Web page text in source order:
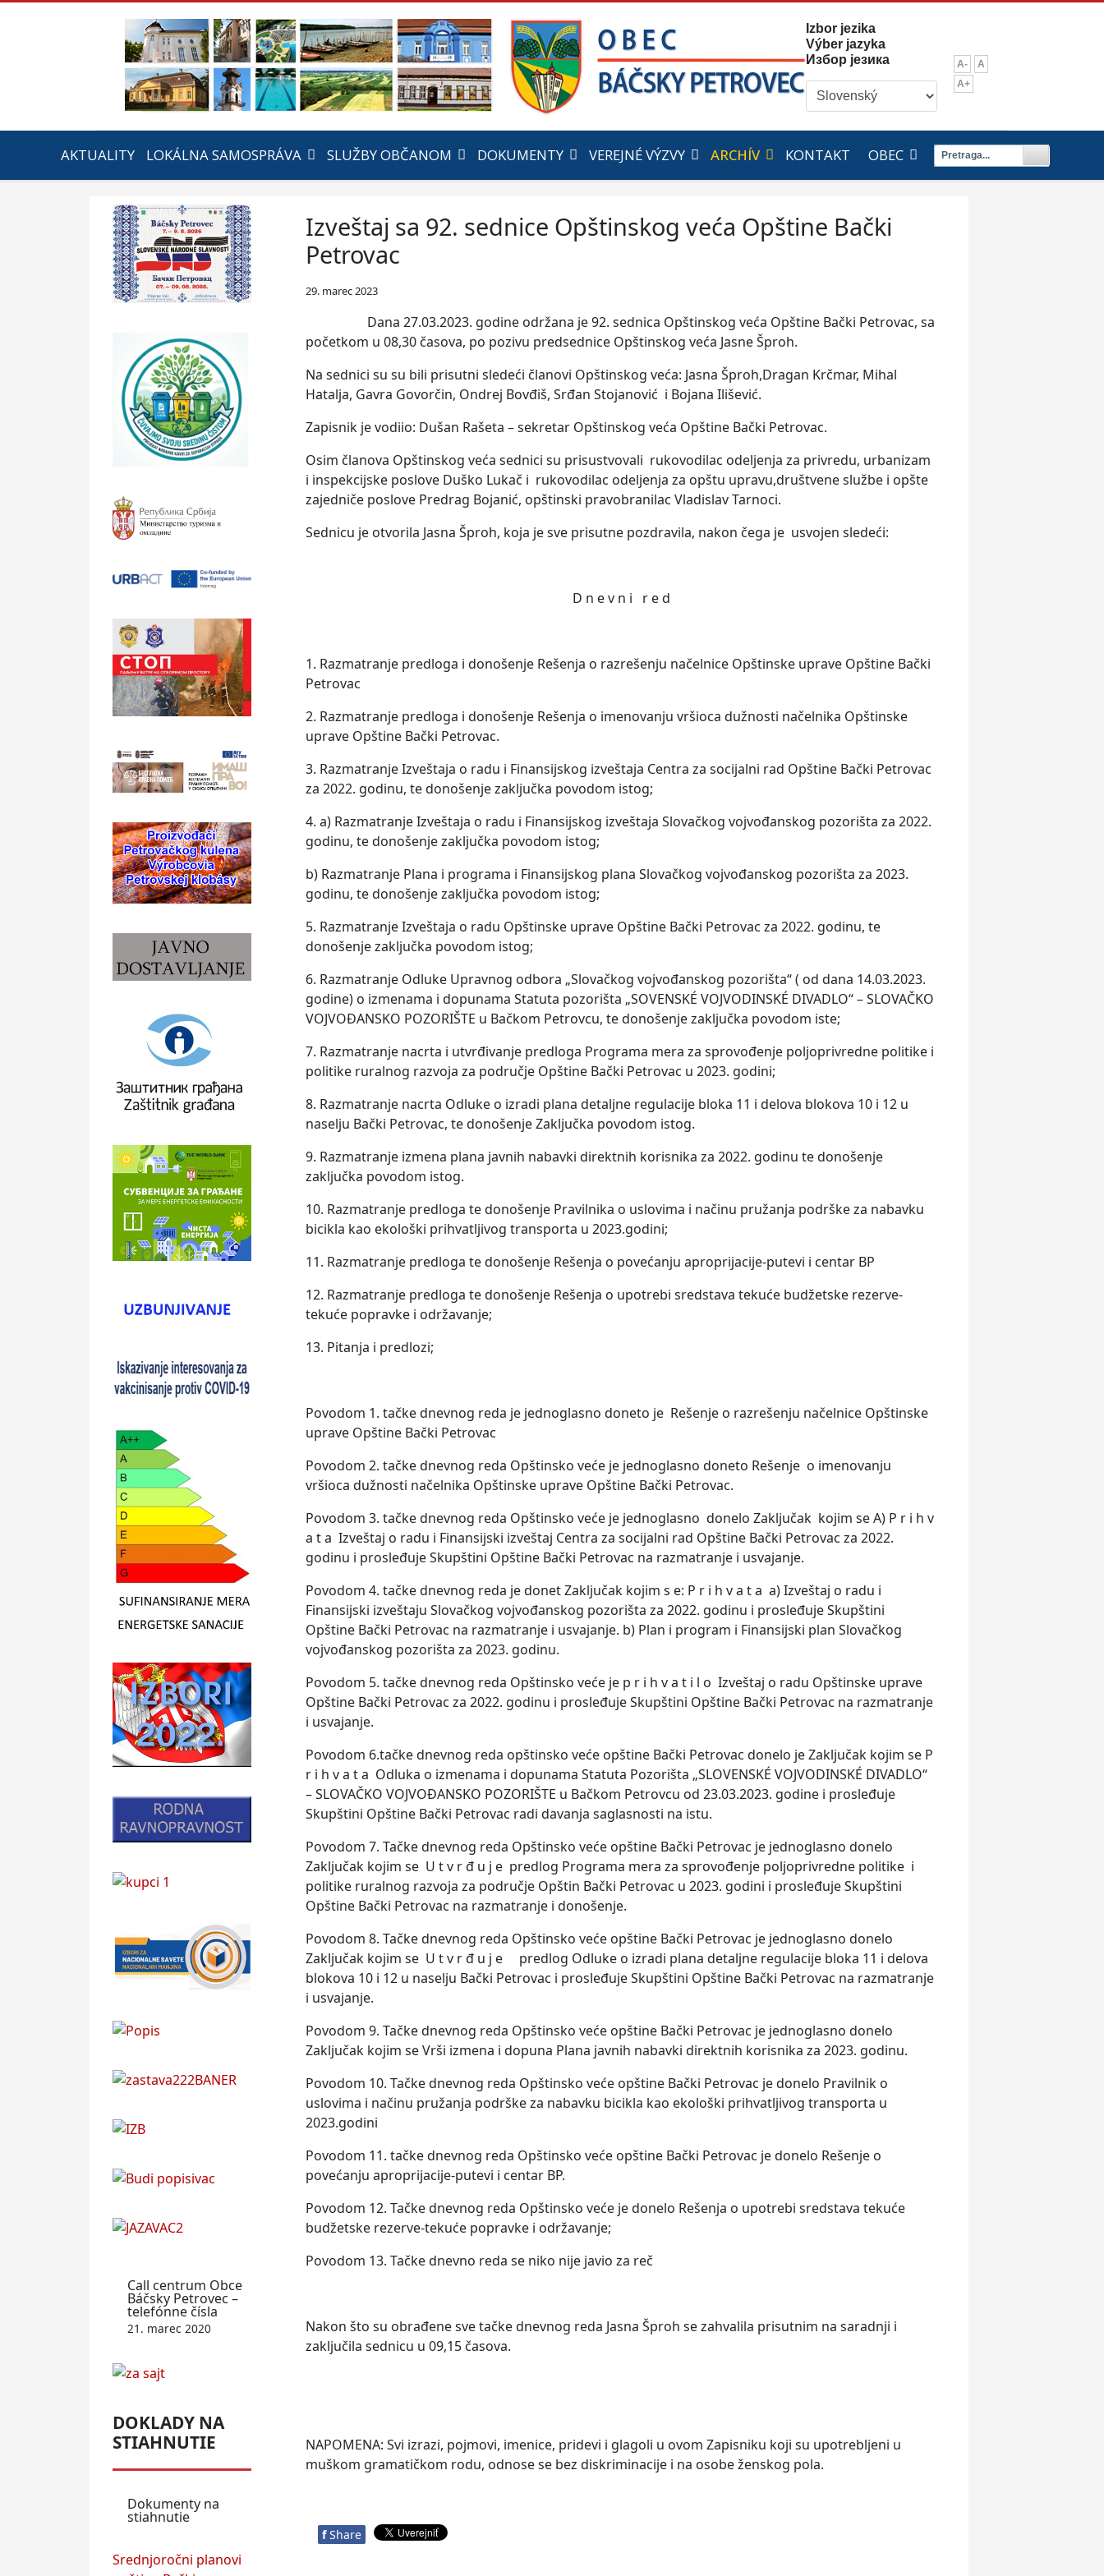
Izbor jezika
Výber jazyka
Избор језика
A-
A
A+
AKTUALITY LOKÁLNA SAMOSPRÁVA SLUŽBY OBČANOM DOKUMENTY VEREJNÉ VÝZVY ARCHÍV KONTAKT OBEC
Call centrum Obce
Báčsky Petrovec –
telefónne čísla
21. marec 2020
DOKLADY NA
STIAHNUTIE
Dokumenty na
stiahnutie
Srednjoročni planovi
Izveštaj sa 92. sednice Opštinskog veća Opštine Bački
Petrovac
29. marec 2023
Dana 27.03.2023. godine održana je 92. sednica Opštinskog veća Opštine Bački Petrovac, sa
početkom u 08,30 časova, po pozivu predsednice Opštinskog veća Jasne Šproh.
Na sednici su su bili prisutni sledeći članovi Opštinskog veća: Jasna Šproh,Dragan Krčmar, Mihal
Hatalјa, Gavra Govorčin, Ondrej Bovđiš, Srđan Stojanović i Bojana Ilišević.
Zapisnik je vodiio: Dušan Rašeta – sekretar Opštinskog veća Opštine Bački Petrovac.
Osim članova Opštinskog veća sednici su prisustvovali rukovodilac odelјenja za privredu, urbanizam
i inspekcijske poslove Duško Lukač i rukovodilac odelјenja za opštu upravu,društvene službe i opšte
zajedniče poslove Predrag Bojanić, opštinski pravobranilac Vladislav Tarnoci.
Sednicu je otvorila Jasna Šproh, koja je sve prisutne pozdravila, nakon čega je usvojen sledeći:
D n e v n i r e d
1. Razmatranje predloga i donošenje Rešenja o razrešenju načelnice Opštinske uprave Opštine Bački
Petrovac
2. Razmatranje predloga i donošenje Rešenja o imenovanju vršioca dužnosti načelnika Opštinske
uprave Opštine Bački Petrovac.
3. Razmatranje Izveštaja o radu i Finansijskog izveštaja Centra za socijalni rad Opštine Bački Petrovac
za 2022. godinu, te donošenje zaklјučka povodom istog;
4. a) Razmatranje Izveštaja o radu i Finansijskog izveštaja Slovačkog vojvođanskog pozorišta za 2022.
godinu, te donošenje zaklјučka povodom istog;
b) Razmatranje Plana i programa i Finansijskog plana Slovačkog vojvođanskog pozorišta za 2023.
godinu, te donošenje zaklјučka povodom istog;
5. Razmatranje Izveštaja o radu Opštinske uprave Opštine Bački Petrovac za 2022. godinu, te
donošenje zaklјučka povodom istog;
6. Razmatranje Odluke Upravnog odbora „Slovačkog vojvođanskog pozorišta“ ( od dana 14.03.2023.
godine) o izmenama i dopunama Statuta pozorišta „SOVENSKÉ VOJVODINSKÉ DIVADLO“ – SLOVAČKO
VOJVOĐANSKO POZORIŠTE u Bačkom Petrovcu, te donošenje zaklјučka povodom iste;
7. Razmatranje nacrta i utvrđivanje predloga Programa mera za sprovođenje polјoprivredne politike i
politike ruralnog razvoja za područje Opštine Bački Petrovac u 2023. godini;
8. Razmatranje nacrta Odluke o izradi plana detalјne regulacije bloka 11 i delova blokova 10 i 12 u
naselјu Bački Petrovac, te donošenje Zaklјučka povodom istog.
9. Razmatranje izmena plana javnih nabavki direktnih korisnika za 2022. godinu te donošenje
zaklјučka povodom istog.
10. Razmatranje predloga te donošenje Pravilnika o uslovima i načinu pružanja podrške za nabavku
bicikla kao ekološki prihvatlјivog transporta u 2023.godini;
11. Razmatranje predloga te donošenje Rešenja o povećanju aproprijacije-putevi i centar BP
12. Razmatranje predloga te donošenje Rešenja o upotrebi sredstava tekuće budžetske rezerve-
tekuće popravke i održavanje;
13. Pitanja i predlozi;
Povodom 1. tačke dnevnog reda je jednoglasno doneto je Rešenje o razrešenju načelnice Opštinske
uprave Opštine Bački Petrovac
Povodom 2. tačke dnevnog reda Opštinsko veće je jednoglasno doneto Rešenje o imenovanju
vršioca dužnosti načelnika Opštinske uprave Opštine Bački Petrovac.
Povodom 3. tačke dnevnog reda Opštinsko veće je jednoglasno donelo Zaklјučak kojim se A) P r i h v
a t a Izveštaj o radu i Finansijski izveštaj Centra za socijalni rad Opštine Bački Petrovac za 2022.
godinu i prosleđuje Skupštini Opštine Bački Petrovac na razmatranje i usvajanje.
Povodom 4. tačke dnevnog reda je donet Zaklјučak kojim s e: P r i h v a t a a) Izveštaj o radu i
Finansijski izveštaju Slovačkog vojvođanskog pozorišta za 2022. godinu i prosleđuje Skupštini
Opštine Bački Petrovac na razmatranje i usvajanje. b) Plan i program i Finansijski plan Slovačkog
vojvođanskog pozorišta za 2023. godinu.
Povodom 5. tačke dnevnog reda Opštinsko veće je p r i h v a t i l o Izveštaj o radu Opštinske uprave
Opštine Bački Petrovac za 2022. godinu i prosleđuje Skupštini Opštine Bački Petrovac na razmatranje
i usvajanje.
Povodom 6.tačke dnevnog reda opštinsko veće opštine Bački Petrovac donelo je Zaklјučak kojim se P
r i h v a t a Odluka o izmenama i dopunama Statuta Pozorišta „SLOVENSKÉ VOJVODINSKÉ DIVADLO“
– SLOVAČKO VOJVOĐANSKO POZORIŠTE u Bačkom Petrovcu od 23.03.2023. godine i prosleđuje
Skupštini Opštine Bački Petrovac radi davanja saglasnosti na istu.
Povodom 7. Tačke dnevnog reda Opštinsko veće opštine Bački Petrovac je jednoglasno donelo
Zaklјučak kojim se U t v r đ u j e predlog Programa mera za sprovođenje polјoprivredne politike i
politike ruralnog razvoja za područje Opštin Bački Petrovac u 2023. godini i prosleđuje Skupštini
Opštine Bački Petrovac na razmatranje i donošenje.
Povodom 8. Tačke dnevnog reda Opštinsko veće opštine Bački Petrovac je jednoglasno donelo
Zaklјučak kojim se U t v r đ u j e predlog Odluke o izradi plana detalјne regulacije bloka 11 i delova
blokova 10 i 12 u naselјu Bački Petrovac i prosleđuje Skupštini Opštine Bački Petrovac na razmatranje
i usvajanje.
Povodom 9. Tačke dnevnog reda Opštinsko veće opštine Bački Petrovac je jednoglasno donelo
Zaklјučak kojim se Vrši izmena i dopuna Plana javnih nabavki direktnih korisnika za 2023. godinu.
Povodom 10. Tačke dnevnog reda Opštinsko veće opštine Bački Petrovac je donelo Pravilnik o
uslovima i načinu pružanja podrške za nabavku bicikla kao ekološki prihvatlјivog transporta u
2023.godini
Povodom 11. tačke dnevnog reda Opštinsko veće opštine Bački Petrovac je donelo Rešenje o
povećanju aproprijacije-putevi i centar BP.
Povodom 12. Tačke dnevnog reda Opštinsko veće je donelo Rešenja o upotrebi sredstava tekuće
budžetske rezerve-tekuće popravke i održavanje;
Povodom 13. Tačke dnevno reda se niko nije javio za reč
Nakon što su obrađene sve tačke dnevnog reda Jasna Šproh se zahvalila prisutnim na saradnji i
zaklјučila sednicu u 09,15 časova.
NAPOMENA: Svi izrazi, pojmovi, imenice, pridevi i glagoli u ovom Zapisniku koji su upotreblјeni u
muškom gramatičkom rodu, odnose se bez diskriminacije i na osobe ženskog pola.
f Share